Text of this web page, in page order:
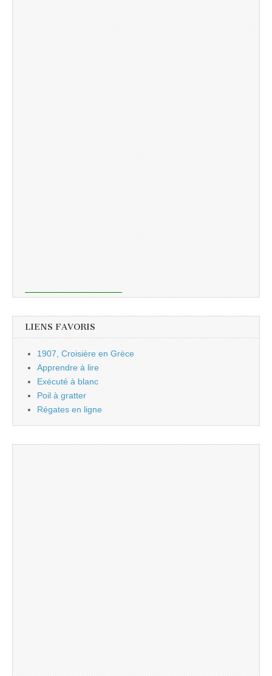
LIENS FAVORIS
1907, Croisière en Grèce
Apprendre à lire
Exécuté à blanc
Poil à gratter
Régates en ligne